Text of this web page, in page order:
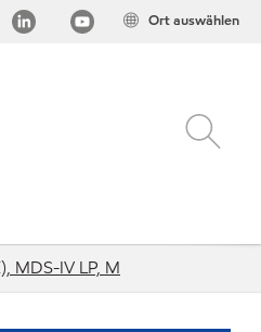
Ort auswählen
MDS-IV LP, M